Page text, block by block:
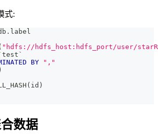
式:
. label
"hdfs://hdfs_host:hdfs_port/user/
test `
BY
","
)
( id )
数据